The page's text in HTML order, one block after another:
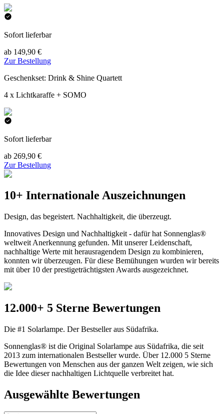
Sofort lieferbar
ab 149,90 €
Zur Bestellung
Geschenkset: Drink & Shine Quartett
4 x Lichtkaraffe + SOMO
Sofort lieferbar
ab 269,90 €
Zur Bestellung
10+ Internationale Auszeichnungen
Design, das begeistert. Nachhaltigkeit, die überzeugt.
Innovatives Design und Nachhaltigkeit - dafür hat Sonnenglas®
weltweit Anerkennung gefunden. Mit unserer Leidenschaft,
nachhaltige Werte mit herausragendem Design zu kombinieren,
konnten wir überzeugen. Für diese Bemühungen wurden wir bereits
mit über 10 der prestigeträchtigsten Awards ausgezeichnet.
12.000+ 5 Sterne Bewertungen
Die #1 Solarlampe. Der Bestseller aus Südafrika.
Sonnenglas® ist die Original Solarlampe aus Südafrika, die seit
2013 zum internationalen Bestseller wurde. Über 12.000 5 Sterne
Bewertungen von Menschen aus der ganzen Welt zeigen, wie sich
die Idee dieser nachhaltigen Lichtquelle verbreitet hat.
Ausgewählte Bewertungen